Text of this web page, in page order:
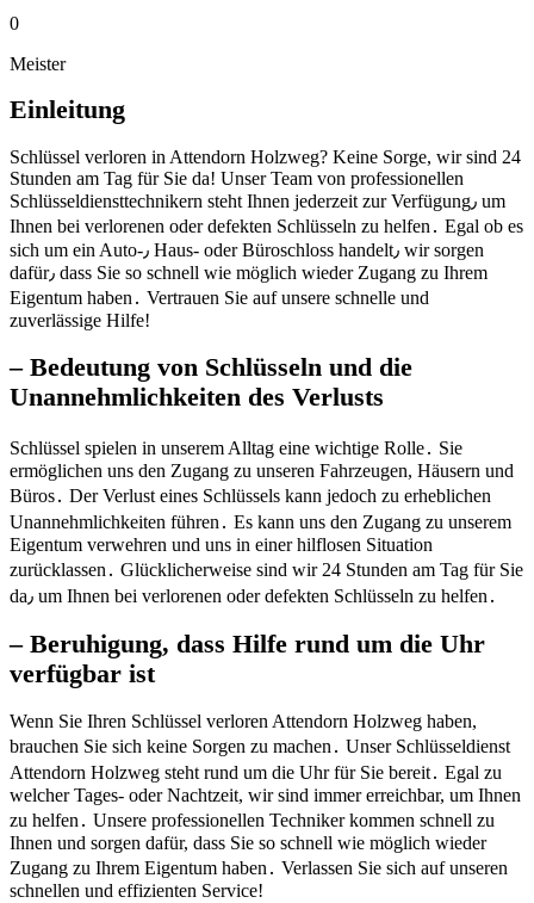
0
Meister
Einleitung
Schlüssel verloren in Attendorn Holzweg?​ Keine Sorge, wir sind 24
Stunden am Tag für Sie da!​ Unser Team von professionellen
Schlüsseldiensttechnikern steht Ihnen jederzeit zur Verfügung٫ um
Ihnen bei verlorenen oder defekten Schlüsseln zu helfen․ Egal ob es
sich um ein Auto-٫ Haus- oder Büroschloss handelt٫ wir sorgen
dafür٫ dass Sie so schnell wie möglich wieder Zugang zu Ihrem
Eigentum haben․ Vertrauen Sie auf unsere schnelle und
zuverlässige Hilfe!​
– Bedeutung von Schlüsseln und die
Unannehmlichkeiten des Verlusts
Schlüssel spielen in unserem Alltag eine wichtige Rolle․ Sie
ermöglichen uns den Zugang zu unseren Fahrzeugen, Häusern und
Büros․ Der Verlust eines Schlüssels kann jedoch zu erheblichen
Unannehmlichkeiten führen․ Es kann uns den Zugang zu unserem
Eigentum verwehren und uns in einer hilflosen Situation
zurücklassen․ Glücklicherweise sind wir 24 Stunden am Tag für Sie
da٫ um Ihnen bei verlorenen oder defekten Schlüsseln zu helfen․
– Beruhigung, dass Hilfe rund um die Uhr
verfügbar ist
Wenn Sie Ihren Schlüssel verloren Attendorn Holzweg haben,
brauchen Sie sich keine Sorgen zu machen․ Unser Schlüsseldienst
Attendorn Holzweg steht rund um die Uhr für Sie bereit․ Egal zu
welcher Tages- oder Nachtzeit, wir sind immer erreichbar, um Ihnen
zu helfen․ Unsere professionellen Techniker kommen schnell zu
Ihnen und sorgen dafür, dass Sie so schnell wie möglich wieder
Zugang zu Ihrem Eigentum haben․ Verlassen Sie sich auf unseren
schnellen und effizienten Service!​